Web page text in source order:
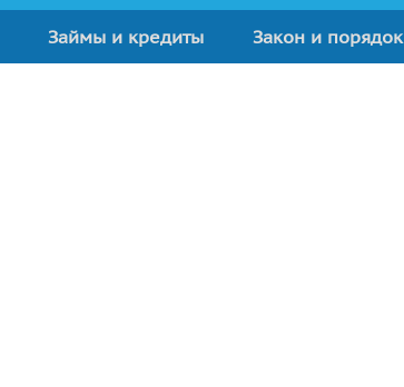
Займы и кредиты Закон и порядок